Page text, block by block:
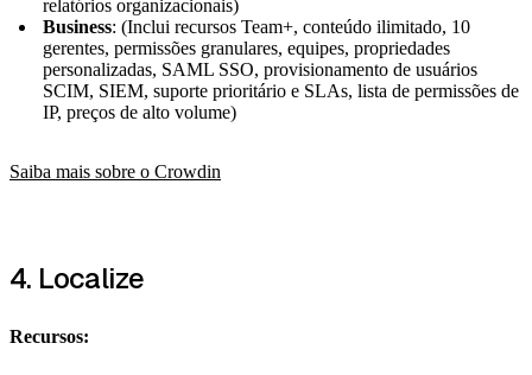
relatórios organizacionais)
Business: (Inclui recursos Team+, conteúdo ilimitado, 10
gerentes, permissões granulares, equipes, propriedades
personalizadas, SAML SSO, provisionamento de usuários
SCIM, SIEM, suporte prioritário e SLAs, lista de permissões de
IP, preços de alto volume)
Saiba mais sobre o Crowdin
4. Localize
Recursos: